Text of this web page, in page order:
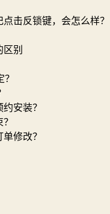
击反锁键，会怎么样？
别
安装？
修改？